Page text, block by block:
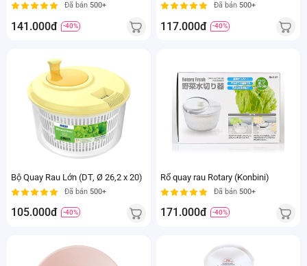
Đã bán 500+
141.000đ -40%
Đã bán 500+
117.000đ -40%
Bộ Quay Rau Lớn (DT, Ø 26,2 x 20)
Đã bán 500+
105.000đ -40%
Rổ quay rau Rotary (Konbini)
Đã bán 500+
171.000đ -40%